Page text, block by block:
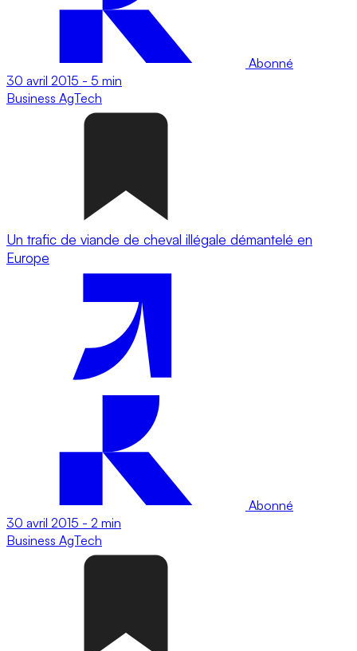
Abonné
30 avril 2015 - 5 min
Business AgTech
Un trafic de viande de cheval illégale démantelé en
Europe
Abonné
30 avril 2015 - 2 min
Business AgTech